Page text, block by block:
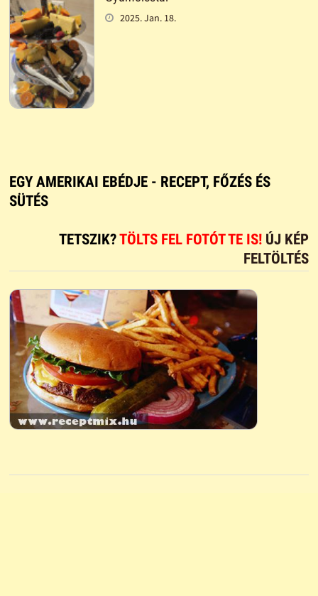
2025. Jan. 18.
EGY AMERIKAI EBÉDJE - RECEPT, FŐZÉS ÉS
SÜTÉS
TETSZIK?TÖLTS FEL FOTÓT TE IS! ÚJ KÉP
FELTÖLTÉS